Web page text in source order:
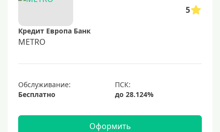
500000 руб
600000 руб
700000 руб
С большим лимитом
Безлимитные
5
Кредит Европа Банк
METRO
Обслуживание:
Бесплатно
Оформить